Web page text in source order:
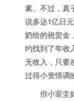
素。不过，真
说多达1亿日
奶给的祝贺金
约找到了年收
无收入，只要
过得小资情调
但小室圭如